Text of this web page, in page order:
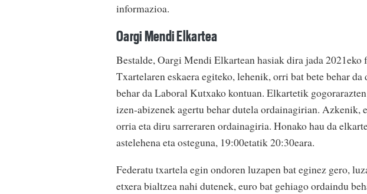
informazioa.
Oargi Mendi Elkartea
Bestalde, Oargi Mendi Elkartean hasiak dira jada
Txartelaren eskaera egiteko, lehenik, orri bat bete behar
behar da Laboral Kutxako kontuan. Elkartetik
izen-abizenek agertu behar dutela ordainagirian. Azkenik,
orria eta diru sarreraren ordainagiria. Honako hau da
astelehena eta osteguna, 19:00etatik 20:30eara.
Federatu txartela egin ondoren luzapen bat eginez gero,
etxera bialtzea nahi dutenek, euro bat gehiago ordaindu